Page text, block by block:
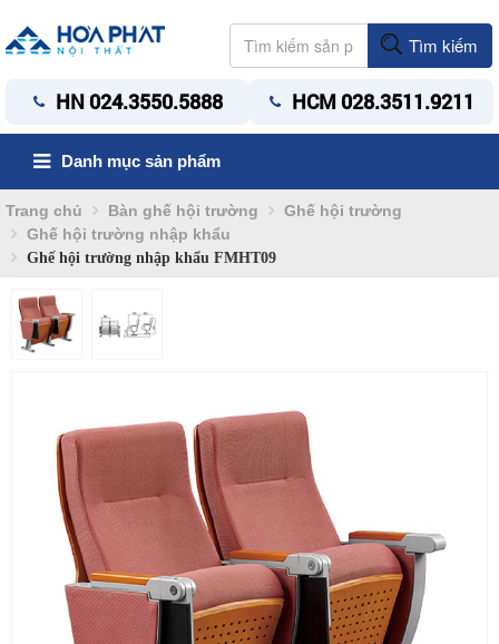
Tìm kiếm
HN 024.3550.5888 HCM 028.3511.9211
Danh mục sản phẩm
Trang chủ Bàn ghế hội trường
Ghế hội trường
Ghế hội trường nhập khẩu
Ghế hội trường nhập khẩu FMHT09